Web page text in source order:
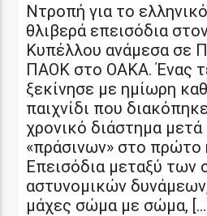
Ντροπή για το
θλιβερά επεισόδια
Κυπέλλου ανάμεσα σε
ΠΑΟΚ στο ΟΑΚΑ. Ένας
ξεκίνησε με ημίωρη
παιχνίδι που
χρονικό διάστημα
«πράσινων» στο πρώτο
Επεισόδια μεταξύ των
αστυνομικών
μάχες σώμα με σώμα,